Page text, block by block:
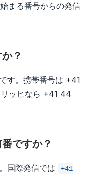
まる番号からの発信
？
です。携帯番号は +41
ッヒなら +41 44
ですか？
国際発信では
+41